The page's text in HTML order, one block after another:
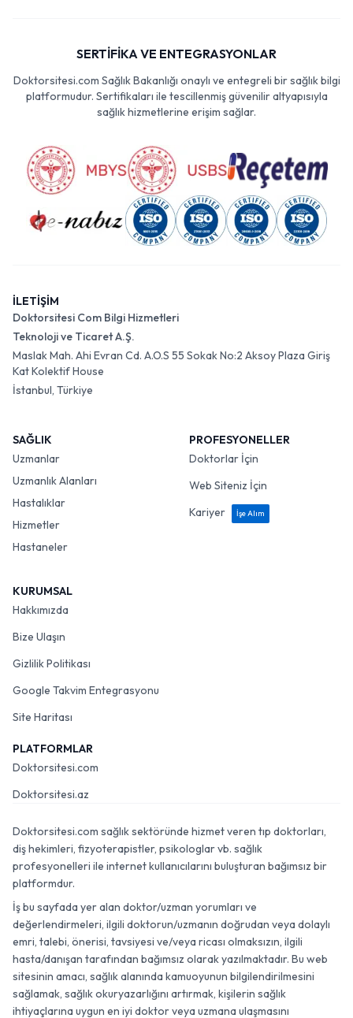
SERTİFİKA VE ENTEGRASYONLAR
Doktorsitesi.com Sağlık Bakanlığı onaylı ve entegreli bir sağlık bilgi
platformudur. Sertifikaları ile tescillenmiş güvenilir altyapısıyla
sağlık hizmetlerine erişim sağlar.
İLETİŞİM
Doktorsitesi Com Bilgi Hizmetleri
Teknoloji ve Ticaret A.Ş.
Maslak Mah. Ahi Evran Cd. A.O.S 55 Sokak No:2 Aksoy Plaza Giriş
Kat Kolektif House
İstanbul, Türkiye
SAĞLIK
Uzmanlar
Uzmanlık Alanları
Hastalıklar
Hizmetler
Hastaneler
PROFESYONELLER
Doktorlar İçin
Web Siteniz İçin
Kariyer
İşe Alım
KURUMSAL
Hakkımızda
Bize Ulaşın
Gizlilik Politikası
Google Takvim Entegrasyonu
Site Haritası
PLATFORMLAR
Doktorsitesi.com
Doktorsitesi.az
Doktorsitesi.com sağlık sektöründe hizmet veren tıp doktorları,
diş hekimleri, fizyoterapistler, psikologlar vb. sağlık
profesyonelleri ile internet kullanıcılarını buluşturan bağımsız bir
platformdur.
İş bu sayfada yer alan doktor/uzman yorumları ve
değerlendirmeleri, ilgili doktorun/uzmanın doğrudan veya dolaylı
emri, talebi, önerisi, tavsiyesi ve/veya ricası olmaksızın, ilgili
hasta/danışan tarafından bağımsız olarak yazılmaktadır. Bu web
sitesinin amacı, sağlık alanında kamuoyunun bilgilendirilmesini
sağlamak, sağlık okuryazarlığını artırmak, kişilerin sağlık
ihtiyaçlarına uygun en iyi doktor veya uzmana ulaşmasını